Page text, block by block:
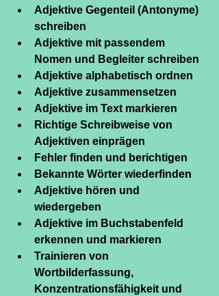
Adjektive Gegenteil (Antonyme)
schreiben
Adjektive mit passendem
Nomen und Begleiter schreiben
Adjektive alphabetisch ordnen
Adjektive zusammensetzen
Adjektive im Text markieren
Richtige Schreibweise von
Adjektiven einprägen
Fehler finden und berichtigen
Bekannte Wörter wiederfinden
Adjektive hören und
wiedergeben
Adjektive im Buchstabenfeld
erkennen und markieren
Trainieren von
Wortbilderfassung,
Konzentrationsfähigkeit und